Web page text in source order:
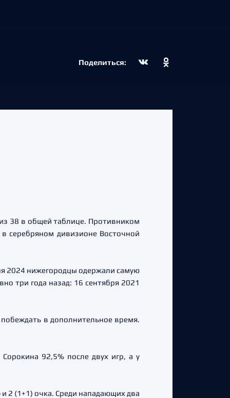
Поделиться:
38 в общей таблице. Противником
серебряном дивизионе Восточной
2024 нижегородцы одержали самую
три года назад: 16 сентября 2021
в дополнительное время.
92,5% после двух игр, а у
2 (1+1) очка. Среди нападающих два